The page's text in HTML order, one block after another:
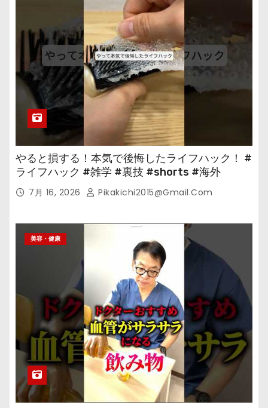
やると損する！本気で後悔したライフハック！ #
ライフハック #雑学 #裏技 #shorts #海外
7月 16, 2026 Pikakichi2015@gmail.com
美容・健康